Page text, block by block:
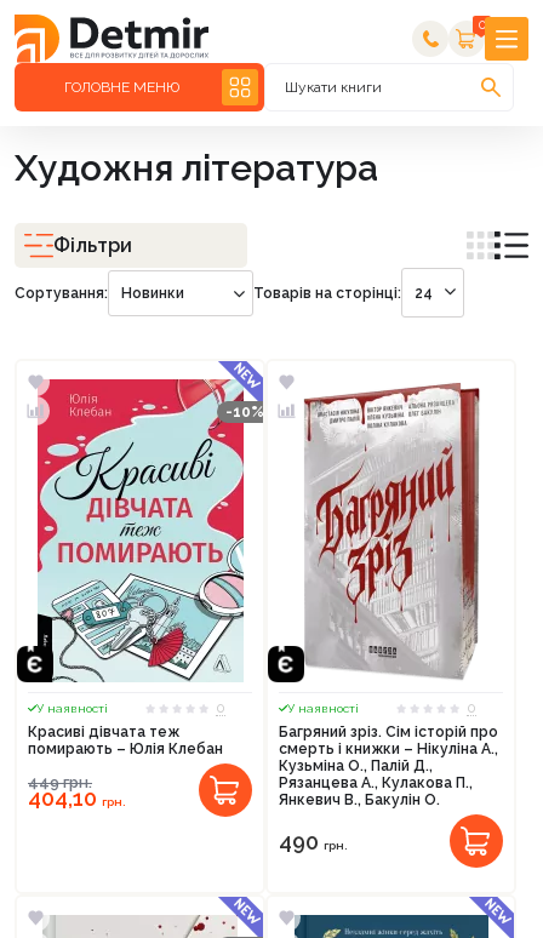
0
ГОЛОВНЕ МЕНЮ Шукати книги
Художня література
Фільтри
Сортування: Новинки Товарів на сторінці: 24
-10%
У наявності
0
Красиві дівчата теж
помирають – Юлія Клебан
449грн.
404,10 грн.
У наявності
0
Багряний зріз. Сім історій про
смерть і книжки – Нікуліна А.,
Кузьміна О., Палій Д.,
Рязанцева А., Кулакова П.,
Янкевич В., Бакулін О.
490 грн.